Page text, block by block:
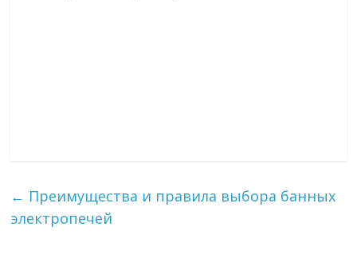
← Преимущества и правила выбора банных
электропечей